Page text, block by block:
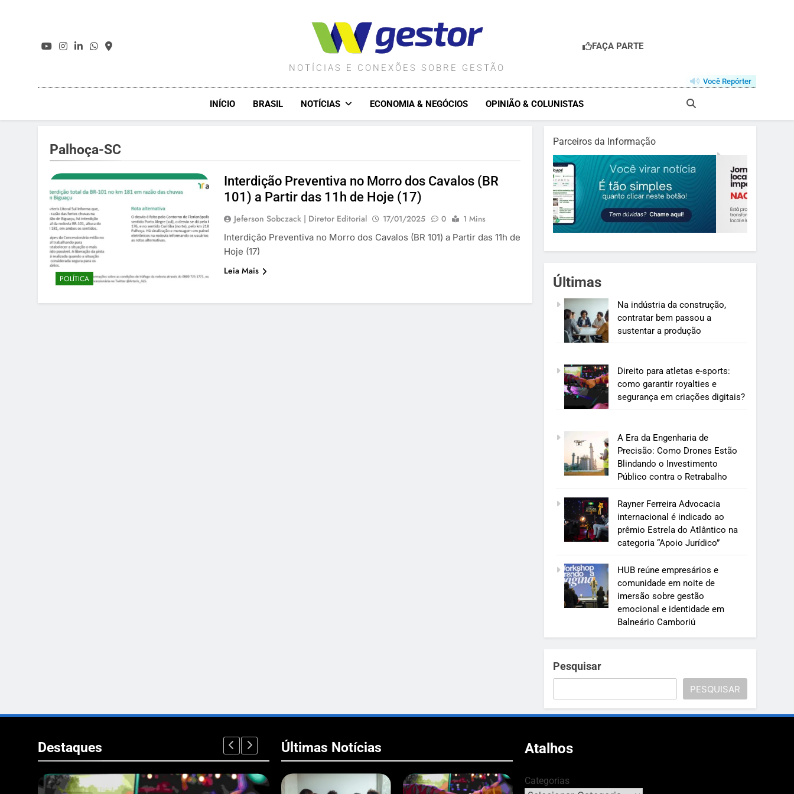
WGESTOR.COM.BR
NOTÍCIAS E CONEXÕES SOBRE GESTÃO
FAÇA PARTE
Você Repórter
INÍCIO BRASIL NOTÍCIAS ECONOMIA & NEGÓCIOS OPINIÃO & COLUNISTAS
Palhoça-SC
POLÍTICA
Interdição Preventiva no Morro dos Cavalos (BR
101) a Partir das 11h de Hoje (17)
Jeferson Sobczack | Diretor Editorial 17/01/2025 0
1 Mins
Interdição Preventiva no Morro dos Cavalos (BR 101) a Partir das 11h de
Hoje (17)
Leia Mais
Parceiros da Informação
Últimas
Na indústria da construção,
contratar bem passou a
sustentar a produção
Direito para atletas e-sports:
como garantir royalties e
segurança em criações digitais?
A Era da Engenharia de
Precisão: Como Drones Estão
Blindando o Investimento
Público contra o Retrabalho
Rayner Ferreira Advocacia
internacional é indicado ao
prêmio Estrela do Atlântico na
categoria “Apoio Jurídico”
HUB reúne empresários e
comunidade em noite de
imersão sobre gestão
emocional e identidade em
Balneário Camboriú
Pesquisar
PESQUISAR
Destaques Últimas Notícias Atalhos
Categorias